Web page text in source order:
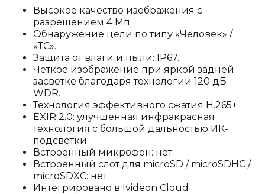
Высокое качество изображения с
разрешением 4 Мп.
Обнаружение цели по типу «Человек» /
«ТС».
Защита от влаги и пыли: IP67.
Четкое изображение при яркой задней
засветке благодаря технологии 120 дБ
WDR.
Технология эффективного сжатия H.265+.
EXIR 2.0: улучшенная инфракрасная
технология с большой дальностью ИК-
подсветки.
Встроенный микрофон: нет.
Встроенный слот для microSD / microSDHC /
microSDXC: нет.
Интегрировано в Ivideon Cloud